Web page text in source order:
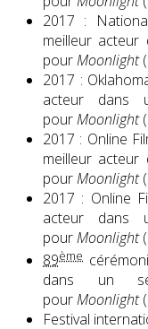
2017 :
meilleur
pourMoonlight
2017 :
acteur dans
pourMoonlight
2017 : Online
meilleur
pourMoonlight
2017 : Online
acteur dans
pourMoonlight
89ème
dans un
pourMoonlight
Festival